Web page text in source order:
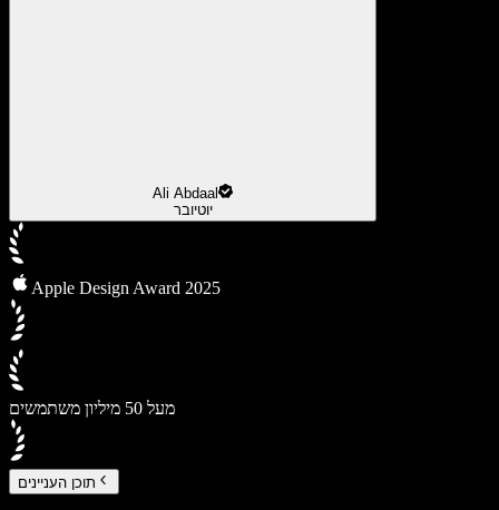
Ali Abdaal
יוטיובר
Apple Design Award 2025
מעל 50 מיליון משתמשים
תוכן העניינים